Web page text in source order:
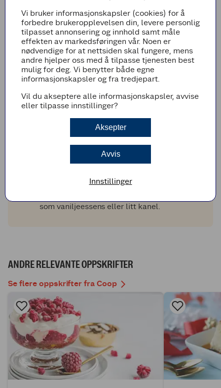
Fremgangsmetode
Sett boksene med kokosmelk i kjøleskapet i
noen timer, helst natten over.
Sett en miksebolle i kjøleskapet et kvarter
før du skal lage kremen, slik at den er helt
kald.
Åpne boksene med kokosmelk, og grav kun ut
det harde laget som har dannet seg på
innholdet i boksene. Ikke ta med noe av
vannet som ligger i bunnen.
Legg den stive kokosmelken i den kalde
miksebollen, og pisk med en håndmikser i et
par minutter.
Når kremen har fått en myk og jevn
konsistens, kan du tilsette melisen. Hvis du
som vaniljeessens eller litt kanel.
ANDRE RELEVANTE OPPSKRIFTER
Se flere oppskrifter fra Coop
Vi bruker informasjonskapsler (cookies) for å
forbedre brukeropplevelsen din, levere personlig
tilpasset annonsering og innhold samt måle
effekten av markedsføringen vår. Noen er
nødvendige for at nettsiden skal fungere, mens
andre hjelper oss med å tilpasse tjenesten best
mulig for deg. Vi benytter både egne
informasjonskapsler og fra tredjepart.
Vil du akseptere alle informasjonskapsler, avvise
eller tilpasse innstillinger?
Aksepter
Avvis
Innstillinger